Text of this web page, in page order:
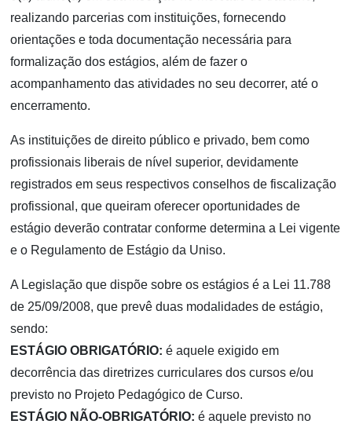
realizando parcerias com instituições, fornecendo
orientações e toda documentação necessária para
formalização dos estágios, além de fazer o
acompanhamento das atividades no seu decorrer, até o
encerramento.
As instituições de direito público e privado, bem como
profissionais liberais de nível superior, devidamente
registrados em seus respectivos conselhos de fiscalização
profissional, que queiram oferecer oportunidades de
estágio deverão contratar conforme determina a Lei vigente
e o Regulamento de Estágio da Uniso.
A Legislação que dispõe sobre os estágios é a Lei 11.788
de 25/09/2008, que prevê duas modalidades de estágio,
sendo:
ESTÁGIO OBRIGATÓRIO: é aquele exigido em
decorrência das diretrizes curriculares dos cursos e/ou
previsto no Projeto Pedagógico de Curso.
ESTÁGIO NÃO-OBRIGATÓRIO: é aquele previsto no